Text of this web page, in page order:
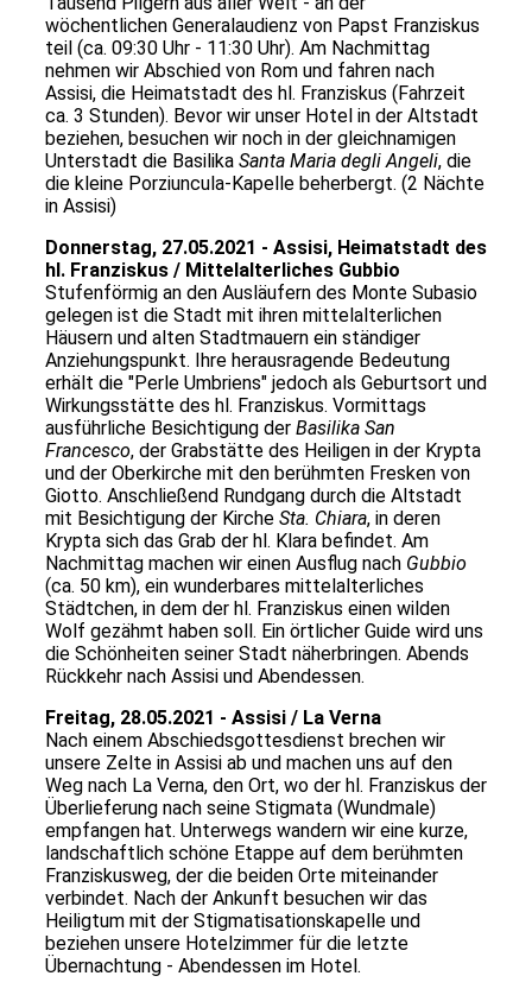
wöchentlichen Generalaudienz von Papst Franziskus
teil (ca. 09:30 Uhr - 11:30 Uhr). Am Nachmittag
nehmen wir Abschied von Rom und fahren nach
Assisi, die Heimatstadt des hl. Franziskus (Fahrzeit
ca. 3 Stunden). Bevor wir unser Hotel in der Altstadt
beziehen, besuchen wir noch in der gleichnamigen
Unterstadt die Basilika Santa Maria degli Angeli, die
die kleine Porziuncula-Kapelle beherbergt. (2 Nächte
in Assisi)
Donnerstag, 27.05.2021 - Assisi, Heimatstadt des
hl. Franziskus / Mittelalterliches Gubbio
Stufenförmig an den Ausläufern des Monte Subasio
gelegen ist die Stadt mit ihren mittelalterlichen
Häusern und alten Stadtmauern ein ständiger
Anziehungspunkt. Ihre herausragende Bedeutung
erhält die "Perle Umbriens" jedoch als Geburtsort und
Wirkungsstätte des hl. Franziskus. Vormittags
ausführliche Besichtigung der Basilika San
Francesco, der Grabstätte des Heiligen in der Krypta
und der Oberkirche mit den berühmten Fresken von
Giotto. Anschließend Rundgang durch die Altstadt
mit Besichtigung der Kirche Sta. Chiara, in deren
Krypta sich das Grab der hl. Klara befindet. Am
Nachmittag machen wir einen Ausflug nach Gubbio
(ca. 50 km), ein wunderbares mittelalterliches
Städtchen, in dem der hl. Franziskus einen wilden
Wolf gezähmt haben soll. Ein örtlicher Guide wird uns
die Schönheiten seiner Stadt näherbringen. Abends
Rückkehr nach Assisi und Abendessen.
Freitag, 28.05.2021 - Assisi / La Verna
Nach einem Abschiedsgottesdienst brechen wir
unsere Zelte in Assisi ab und machen uns auf den
Weg nach La Verna, den Ort, wo der hl. Franziskus der
Überlieferung nach seine Stigmata (Wundmale)
empfangen hat. Unterwegs wandern wir eine kurze,
landschaftlich schöne Etappe auf dem berühmten
Franziskusweg, der die beiden Orte miteinander
verbindet. Nach der Ankunft besuchen wir das
Heiligtum mit der Stigmatisationskapelle und
beziehen unsere Hotelzimmer für die letzte
Übernachtung - Abendessen im Hotel.